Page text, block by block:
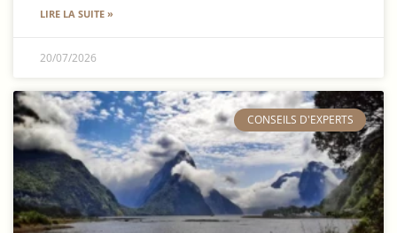
LIRE LA SUITE »
20/07/2026
​CONSEILS D'EXPERTS